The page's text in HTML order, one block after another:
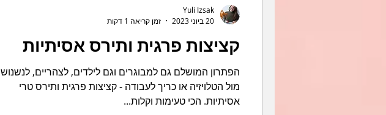
קציצות פרגית ותירס אסיתיות
הפתרון המושלם גם למבוגרים וגם לילדים, לצהריים, לנשנוש
מול הטלויזיה או כריך לעבודה - קציצות פרגית ותירס טרי
אסיתיות. הכי טעימות וקלות...
Yuli Izsak
20 ביוני 2023
זמן קריאה 1 דקות